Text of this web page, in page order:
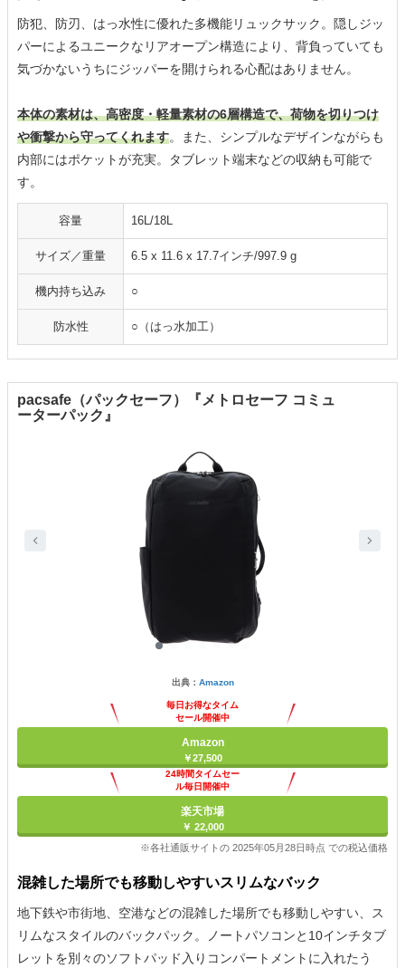
防犯、防刃、はっ水性に優れた多機能リュックサック。隠しジッ
パーによるユニークなリアオープン構造により、背負っていても
気づかないうちにジッパーを開けられる心配はありません。
本体の素材は、高密度・軽量素材の6層構造で、荷物を切りつけ
や衝撃から守ってくれます。また、シンプルなデザインながらも
内部にはポケットが充実。タブレット端末などの収納も可能で
す。
容量 16L/18L
サイズ／重量 6.5 x 11.6 x 17.7インチ/997.9 g
機内持ち込み ○
防水性 ○（はっ水加工）
pacsafe（パックセーフ）『メトロセーフ コミュ
ーターパック』
出典： Amazon
毎日お得なタイム
セール開催中
Amazon
￥27,500
24時間タイムセー
ル毎日開催中
楽天市場
￥ 22,000
※各社通販サイトの 2025年05月28日時点 での税込価格
混雑した場所でも移動しやすいスリムなバック
地下鉄や市街地、空港などの混雑した場所でも移動しやすい、ス
リムなスタイルのバックパック。ノートパソコンと10インチタブ
レットを別々のソフトパッド入りコンパートメントに入れたう